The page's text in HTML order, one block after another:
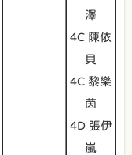
澤
4C 陳依
貝
4C 黎樂
茵
4D 張伊
嵐